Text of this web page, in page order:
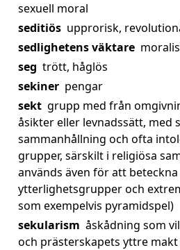
sexuell moral
seditiös upprorisk,
sedlighetens väktare
seg trött, håglös
sekiner pengar
sekt grupp med från
åsikter eller levnadssätt, med
sammanhållning och ofta
grupper, särskilt i religiösa
används även för att
ytterlighetsgrupper och
som exempelvis pyramidspel)
sekularism åskådning som
och prästerskapets yttre